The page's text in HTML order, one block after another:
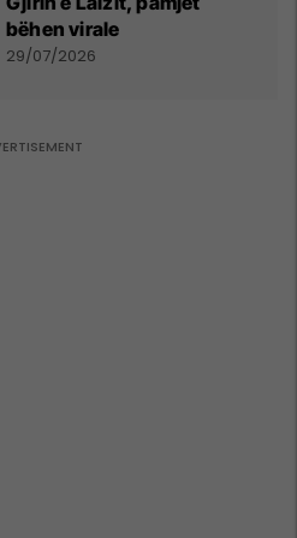
bëhen virale
29/07/2026